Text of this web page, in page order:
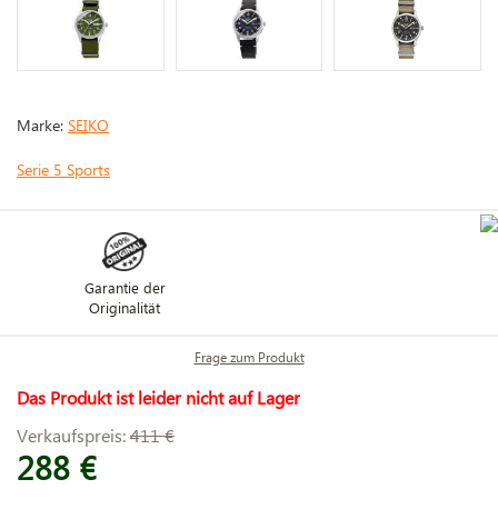
Marke: SEIKO
Serie 5 Sports
Garantie der
Originalität
Frage zum Produkt
Das Produkt ist leider nicht auf Lager
Verkaufspreis:411 €
288 €